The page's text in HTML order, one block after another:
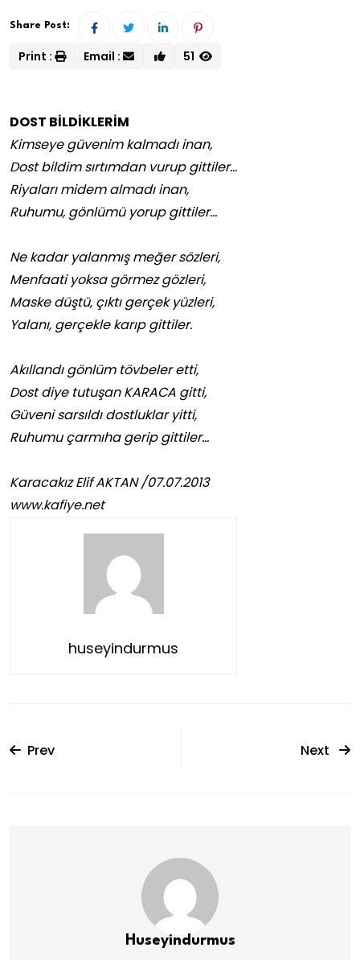
Share Post:
Print : Email : 51
DOST BİLDİKLERİM
Kimseye güvenim kalmadı inan,
Dost bildim sırtımdan vurup gittiler…
Riyaları midem almadı inan,
Ruhumu, gönlümü yorup gittiler…
Ne kadar yalanmış meğer sözleri,
Menfaati yoksa görmez gözleri,
Maske düştü, çıktı gerçek yüzleri,
Yalanı, gerçekle karıp gittiler.
Akıllandı gönlüm tövbeler etti,
Dost diye tutuşan KARACA gitti,
Güveni sarsıldı dostluklar yitti,
Ruhumu çarmıha gerip gittiler…
Karacakız Elif AKTAN /07.07.2013
www.kafiye.net
huseyindurmus
Prev Next
Huseyindurmus